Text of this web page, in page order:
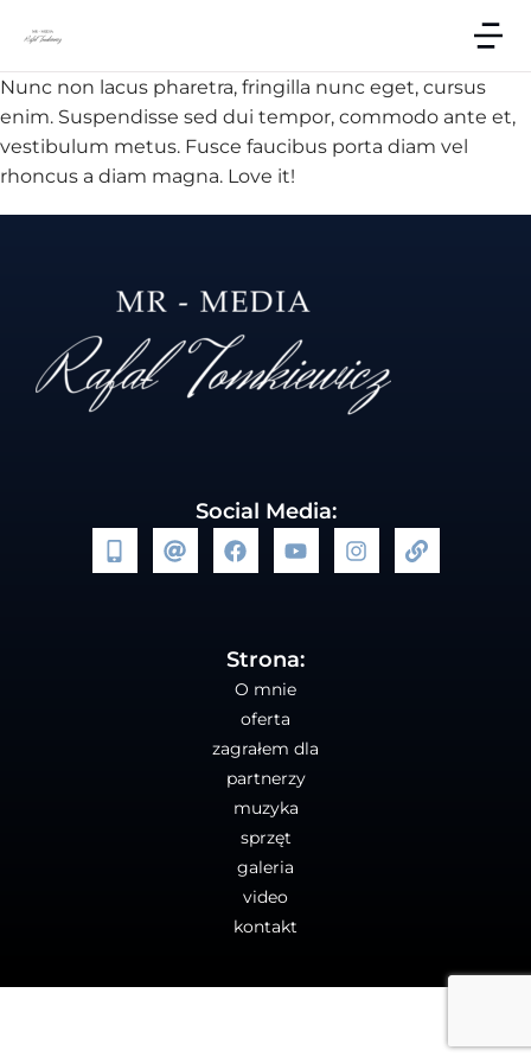
Nunc non lacus pharetra, fringilla nunc eget, cursus
enim. Suspendisse sed dui tempor, commodo ante et,
vestibulum metus. Fusce faucibus porta diam vel
rhoncus a diam magna. Love it!
Social Media:
Strona:
O mnie
oferta
zagrałem dla
partnerzy
muzyka
sprzęt
galeria
video
kontakt